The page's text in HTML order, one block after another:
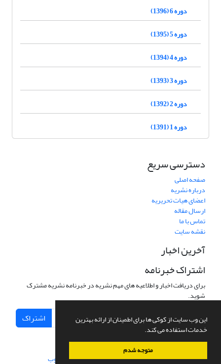
این وب سایت از کوکی ها برای اطمینان از ارائه بهترین
خدمات استفاده می کند.
متوجه شدم
دوره 6 (1396)
دوره 5 (1395)
دوره 4 (1394)
دوره 3 (1393)
دوره 2 (1392)
دوره 1 (1391)
دسترسی سریع
صفحه اصلی
درباره نشریه
اعضای هیات تحریریه
ارسال مقاله
تماس با ما
نقشه سایت
آخرین اخبار
اشتراک خبرنامه
برای دریافت اخبار و اطلاعیه های مهم نشریه در خبرنامه نشریه مشترک
شوید.
اشتراک
سامانه مدیریت نشریات علمی.طراحی و پیاده سازی از سیناوب